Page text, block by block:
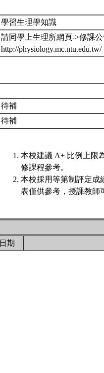
學習生理學知識
請同學上生理所網頁->修課
http://physiology.mc.ntu.edu.tw/
待補
待補
本校建議 A+ 比例上限
修課程參考。
本校採用等第制評定成
表僅供參考，授課教師
日期